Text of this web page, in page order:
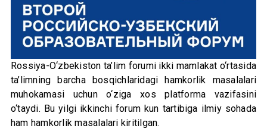
Rossiya-O‘zbekiston ta’lim forumi ikki mamlakat o‘rtasida
ta’limning barcha bosqichlaridagi hamkorlik masalalari
muhokamasi uchun o‘ziga xos platforma vazifasini
o‘taydi. Bu yilgi ikkinchi forum kun tartibiga ilmiy sohada
ham hamkorlik masalalari kiritilgan.